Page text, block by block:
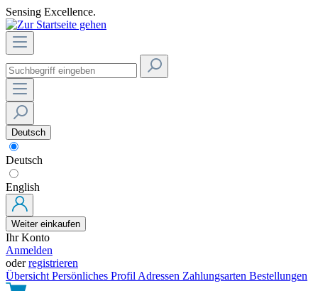
Sensing Excellence.
Deutsch
Deutsch
English
Weiter einkaufen
Ihr Konto
Anmelden
oderregistrieren
Übersicht Persönliches Profil Adressen Zahlungsarten Bestellungen